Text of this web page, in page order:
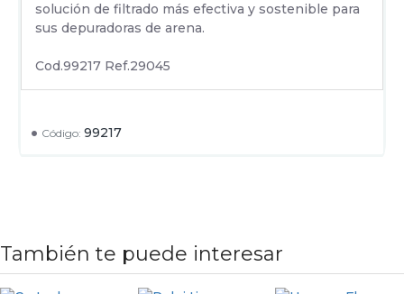
Código: 99217
solución de filtrado más efectiva y sostenible para
sus depuradoras de arena.
Cod.99217 Ref.29045
También te puede interesar